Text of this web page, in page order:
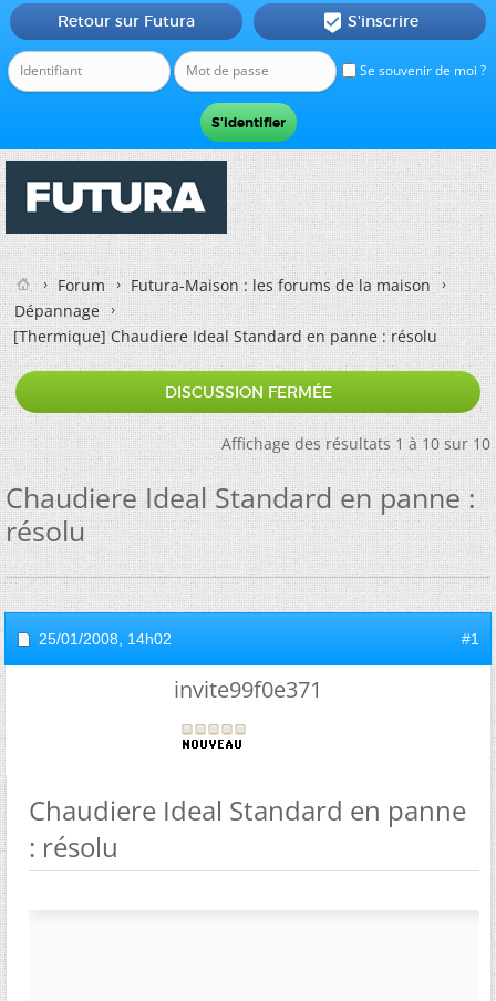
Se souvenir de moi ?
Retour sur Futura  S'inscrire
Forum
Futura-Maison : les forums de la maison
Dépannage
[Thermique]Chaudiere Ideal Standard en panne : résolu
DISCUSSION FERMÉE
Affichage des résultats 1 à 10 sur 10
Chaudiere Ideal Standard en panne :
résolu
25/01/2008, 14h02 #1
invite99f0e371
Chaudiere Ideal Standard en panne
: résolu